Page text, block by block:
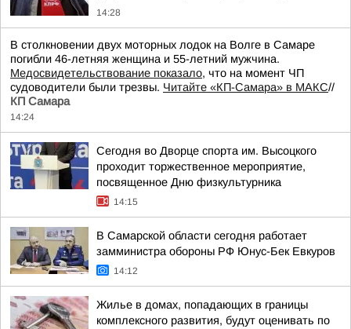
14:28
В столкновении двух моторных лодок на Волге в Самаре
погибли 46-летняя женщина и 55-летний мужчина.
Медосвидетельствование показало, что на момент ЧП
судоводители были трезвы. Читайте «КП-Самара» в МАКС//
КП Самара
14:24
Сегодня во Дворце спорта им. Высоцкого
проходит торжественное мероприятие,
посвященное Дню физкультурника
14:15
В Самарской области сегодня работает
замминистра обороны РФ Юнус-Бек Евкуров
14:12
Жилье в домах, попадающих в границы
комплексного развития, будут оценивать по